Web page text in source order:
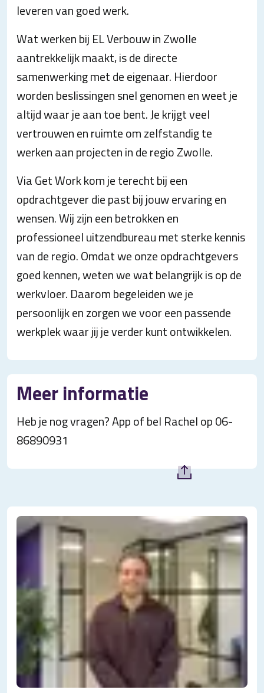
leveren van goed werk.
Wat werken bij EL Verbouw in Zwolle
aantrekkelijk maakt, is de directe
samenwerking met de eigenaar. Hierdoor
worden beslissingen snel genomen en weet je
altijd waar je aan toe bent. Je krijgt veel
vertrouwen en ruimte om zelfstandig te
werken aan projecten in de regio Zwolle.
Via Get Work kom je terecht bij een
opdrachtgever die past bij jouw ervaring en
wensen. Wij zijn een betrokken en
professioneel uitzendbureau met sterke kennis
van de regio. Omdat we onze opdrachtgevers
goed kennen, weten we wat belangrijk is op de
werkvloer. Daarom begeleiden we je
persoonlijk en zorgen we voor een passende
werkplek waar jij je verder kunt ontwikkelen.
Meer informatie
Heb je nog vragen? App of bel Rachel op 06-
86890931